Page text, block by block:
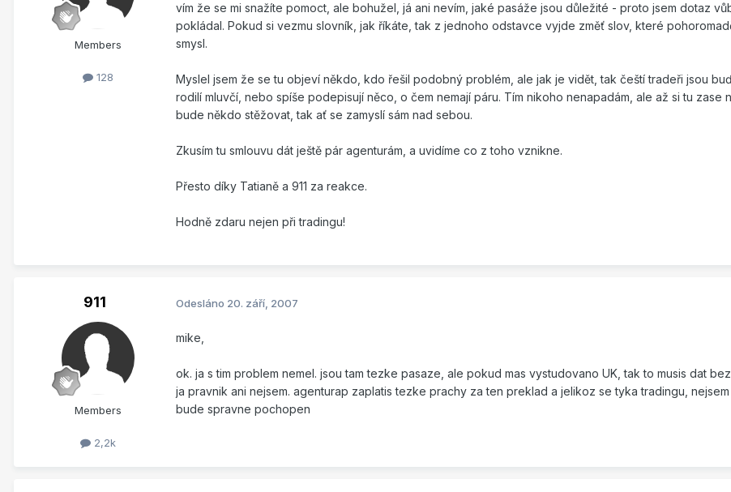
Members
128
vím že se mi snažíte pomoct, ale bohužel, já ani nevím, jaké pasáže jsou důležité - proto jsem dotaz
pokládal. Pokud si vezmu slovník, jak říkáte, tak z jednoho odstavce vyjde změť slov, které
smysl.
Myslel jsem že se tu objeví někdo, kdo řešil podobný problém, ale jak je vidět, tak čeští tradeři jsou
rodilí mluvčí, nebo spíše podepisují něco, o čem nemají páru. Tím nikoho nenapadám, ale až si tu zase
bude někdo stěžovat, tak ať se zamyslí sám nad sebou.
Zkusím tu smlouvu dát ještě pár agenturám, a uvidíme co z toho vznikne.
Přesto díky Tatianě a 911 za reakce.
Hodně zdaru nejen při tradingu!
911
Members
2,2k
Odesláno 20. září, 2007
mike,
ok. ja s tim problem nemel. jsou tam tezke pasaze, ale pokud mas vystudovano UK, tak to musis dat
ja pravnik ani nejsem. agenturap zaplatis tezke prachy za ten preklad a jelikoz se tyka tradingu, nejsem
bude spravne pochopen